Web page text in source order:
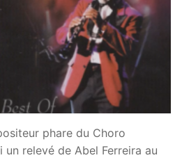
phare du Choro
un relevé de Abel Ferreira au